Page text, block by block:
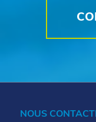
NOUS